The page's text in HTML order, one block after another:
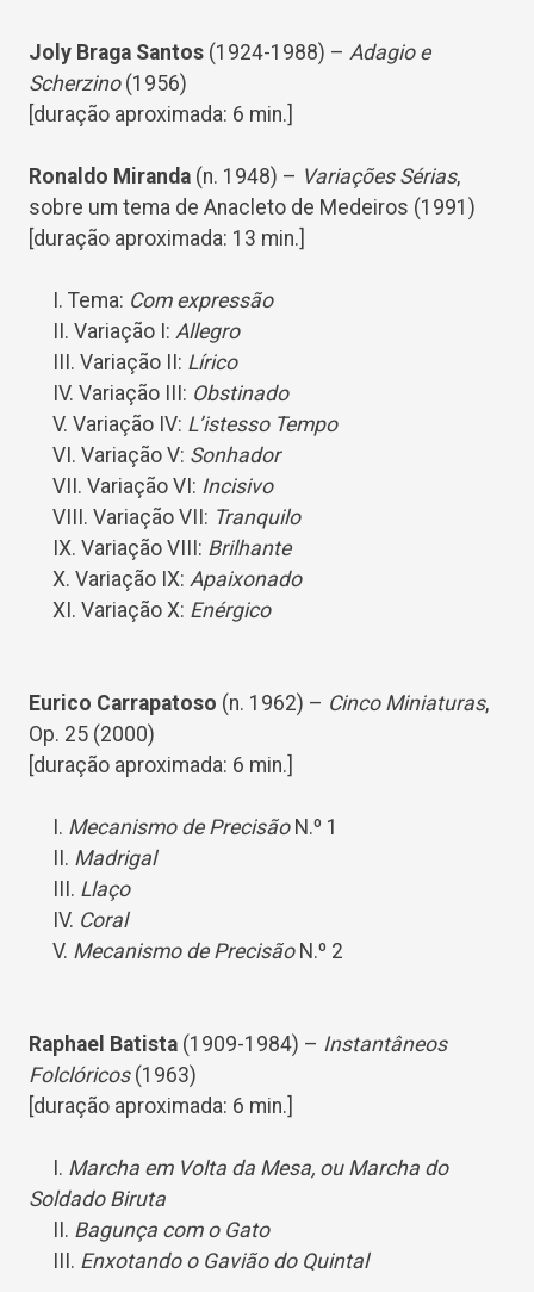
Joly Braga Santos (1924-1988) – Adagio e
Scherzino(1956)
[duração aproximada: 6 min.]
Ronaldo Miranda (n. 1948) – Variações Sérias,
sobre um tema de Anacleto de Medeiros (1991)
[duração aproximada: 13 min.]
I. Tema: Com expressão
II. Variação I: Allegro
III. Variação II: Lírico
IV. Variação III: Obstinado
V. Variação IV: L’istesso Tempo
VI. Variação V: Sonhador
VII. Variação VI: Incisivo
VIII. Variação VII: Tranquilo
IX. Variação VIII: Brilhante
X. Variação IX: Apaixonado
XI. Variação X: Enérgico
Eurico Carrapatoso (n. 1962) – Cinco Miniaturas,
Op. 25 (2000)
[duração aproximada: 6 min.]
I. Mecanismo de PrecisãoN.º 1
II. Madrigal
III. Llaço
IV. Coral
V. Mecanismo de Precisão N.º 2
Raphael Batista (1909-1984) – Instantâneos
Folclóricos (1963)
[duração aproximada: 6 min.]
I. Marcha em Volta da Mesa, ou Marcha do
Soldado Biruta
II. Bagunça com o Gato
III. Enxotando o Gavião do Quintal